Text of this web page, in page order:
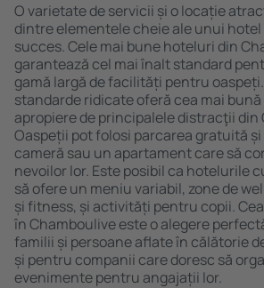
O varietate de servicii și o locație
dintre elementele cheie ale unui
succes. Cele mai bune hoteluri din
garantează cel mai înalt standard
gamă largă de facilități pentru
standarde ridicate oferă cea mai
apropiere de principalele distracţii din
Oaspeții pot folosi parcarea gratuită și
cameră sau un apartament care să
nevoilor lor. Este posibil ca hotelurile
să ofere un meniu variabil, zone de
și fitness, și activități pentru copii.
în Chamboulive este o alegere
familii și persoane aflate în călătorie
și pentru companii care doresc să
evenimente pentru angajații lor.